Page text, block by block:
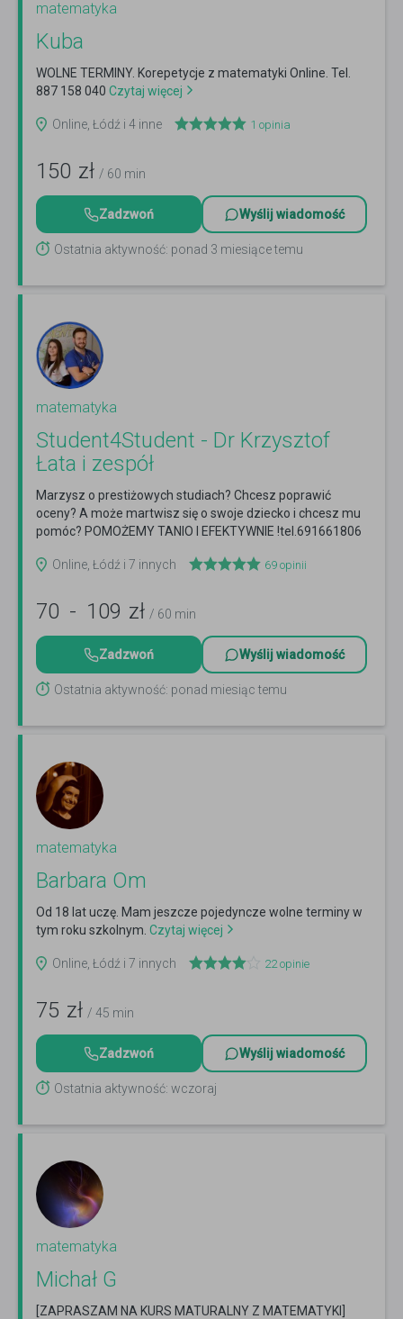
matematyka
Kuba
WOLNE TERMINY. Korepetycje z matematyki Online. Tel.
887 158 040 Czytaj więcej
Online, Łódź i 4 inne 1 opinia
150 zł / 60 min
Zadzwoń Wyślij wiadomość
Ostatnia aktywność: ponad 3 miesiące temu
matematyka
Student4Student - Dr Krzysztof
Łata i zespół
Marzysz o prestiżowych studiach? Chcesz poprawić
oceny? A może martwisz się o swoje dziecko i chcesz mu
pomóc? POMOŻEMY TANIO I EFEKTYWNIE !tel.691661806
Online, Łódź i 7 innych
69 opinii
70 - 109 zł / 60 min
Zadzwoń Wyślij wiadomość
Ostatnia aktywność: ponad miesiąc temu
matematyka
Barbara Om
Od 18 lat uczę. Mam jeszcze pojedyncze wolne terminy w
tym roku szkolnym. Czytaj więcej
Online, Łódź i 7 innych 22opinie
75 zł / 45 min
Zadzwoń Wyślij wiadomość
Ostatnia aktywność: wczoraj
matematyka
Michał G
[ZAPRASZAM NA KURS MATURALNY Z MATEMATYKI]